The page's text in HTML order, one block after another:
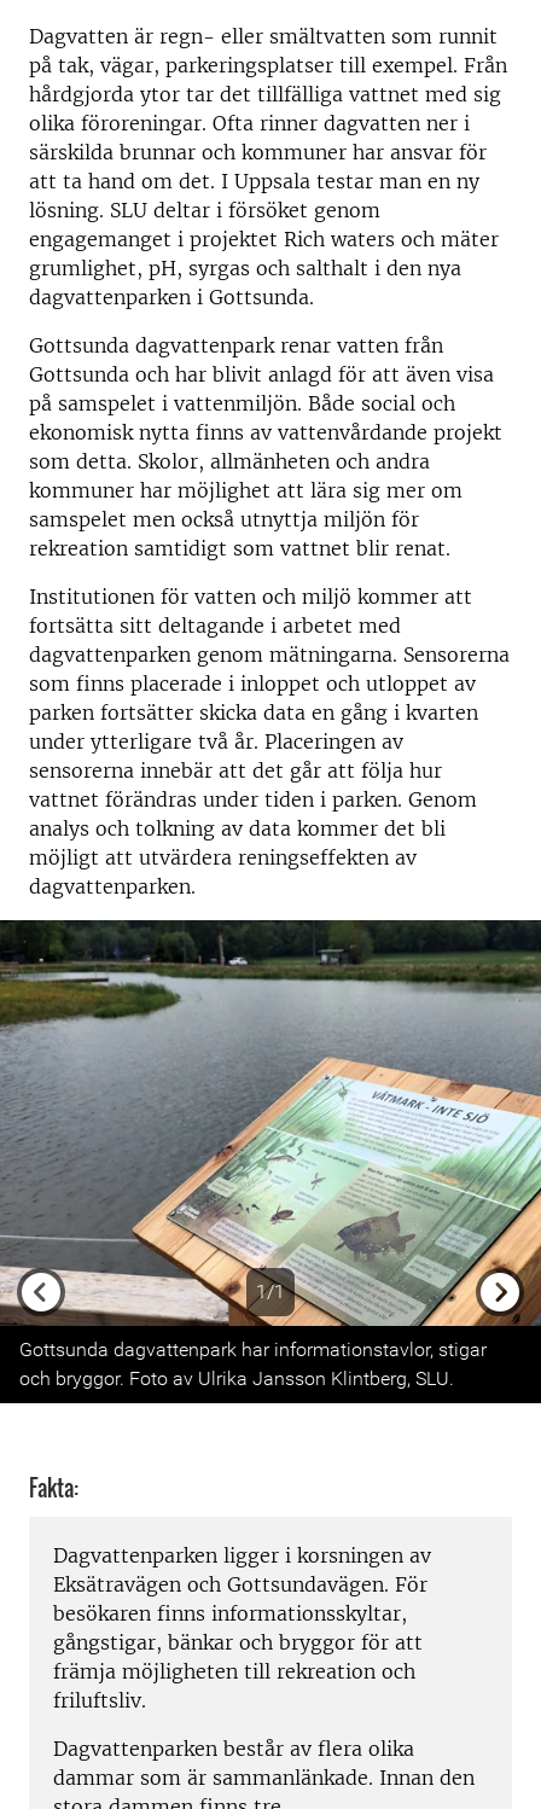
Dagvatten är regn- eller smältvatten som runnit
på tak, vägar, parkeringsplatser till exempel. Från
hårdgjorda ytor tar det tillfälliga vattnet med sig
olika föroreningar. Ofta rinner dagvatten ner i
särskilda brunnar och kommuner har ansvar för
att ta hand om det. I Uppsala testar man en ny
lösning. SLU deltar i försöket genom
engagemanget i projektet Rich waters och mäter
grumlighet, pH, syrgas och salthalt i den nya
dagvattenparken i Gottsunda.
Gottsunda dagvattenpark renar vatten från
Gottsunda och har blivit anlagd för att även visa
på samspelet i vattenmiljön. Både social och
ekonomisk nytta finns av vattenvårdande projekt
som detta. Skolor, allmänheten och andra
kommuner har möjlighet att lära sig mer om
samspelet men också utnyttja miljön för
rekreation samtidigt som vattnet blir renat.
Institutionen för vatten och miljö kommer att
fortsätta sitt deltagande i arbetet med
dagvattenparken genom mätningarna. Sensorerna
som finns placerade i inloppet och utloppet av
parken fortsätter skicka data en gång i kvarten
under ytterligare två år. Placeringen av
sensorerna innebär att det går att följa hur
vattnet förändras under tiden i parken. Genom
analys och tolkning av data kommer det bli
möjligt att utvärdera reningseffekten av
dagvattenparken.
1/1
Previous
Gottsunda dagvattenpark har informationstavlor, stigar
och bryggor. Foto av Ulrika Jansson Klintberg, SLU.
Fakta:
Dagvattenparken ligger i korsningen av
Eksätravägen och Gottsundavägen. För
besökaren finns informationsskyltar,
gångstigar, bänkar och bryggor för att
främja möjligheten till rekreation och
friluftsliv.
Dagvattenparken består av flera olika
dammar som är sammanlänkade. Innan den